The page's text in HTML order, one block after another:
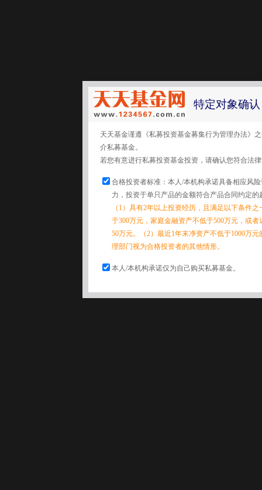
特定对象确认
天天基金谨遵《私募投资基金募集行为管理办法》
介私募基金。
若您有意进行私募投资基金投资，请确认您符合法
合格投资者标准：本人/本机构承诺具备相应风
力，投资于单只产品的金额符合产品合同约定的
（1）具有2年以上投资经历，且满足以下条件
于300万元，家庭金融资产不低于500万元，或
50万元。（2）最近1年末净资产不低于1000万
理部门视为合格投资者的其他情形。
本人/本机构承诺仅为自己购买私募基金。